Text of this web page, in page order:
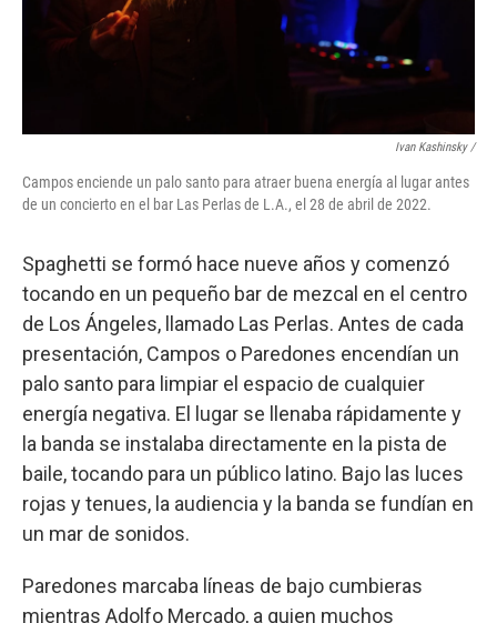
Ivan Kashinsky /
Campos enciende un palo santo para atraer buena energía al lugar antes
de un concierto en el bar Las Perlas de L.A., el 28 de abril de 2022.
Spaghetti se formó hace nueve años y comenzó
tocando en un pequeño bar de mezcal en el centro
de Los Ángeles, llamado Las Perlas. Antes de cada
presentación, Campos o Paredones encendían un
palo santo para limpiar el espacio de cualquier
energía negativa. El lugar se llenaba rápidamente y
la banda se instalaba directamente en la pista de
baile, tocando para un público latino. Bajo las luces
rojas y tenues, la audiencia y la banda se fundían en
un mar de sonidos.
Paredones marcaba líneas de bajo cumbieras
mientras Adolfo Mercado, a quien muchos